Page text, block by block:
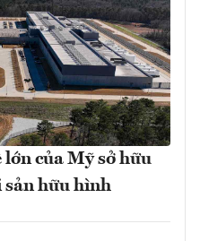
của Mỹ sở hữu
sản hữu hình